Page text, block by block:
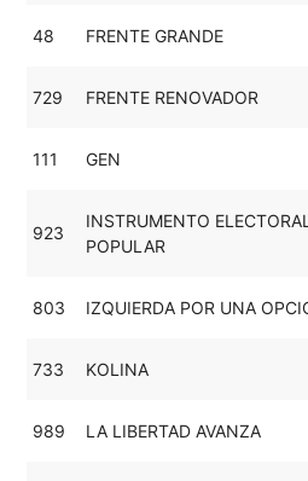
48 FRENTE GRANDE
729 FRENTE RENOVADOR
111 GEN
923
INSTRUMENTO
POPULAR
803 IZQUIERDA POR UNA
733 KOLINA
989 LA LIBERTAD AVANZA